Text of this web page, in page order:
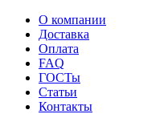
О компании
Доставка
Оплата
FAQ
ГОСТы
Статьи
Контакты